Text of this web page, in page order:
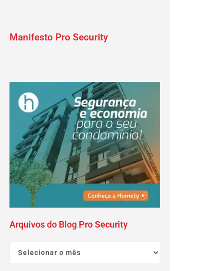
Manifesto Pro Security
Arquivos do Blog Pro Security